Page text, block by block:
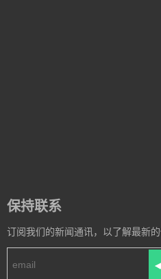
保持联系
订阅我们的新闻通讯，以了解最新